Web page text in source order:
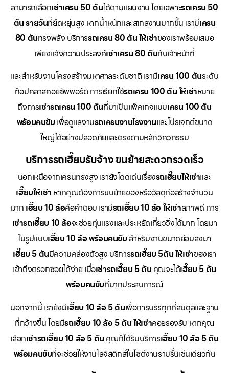
สามารถเลือกเช่าเครน 50 ตันได้ตามแผนงาน โดยเฉพาะรถเครน 50
ตัน รายวันที่ยืดหยุ่นสูง หากน้ำหนักและสเกลงานมากขึ้น เรามีเครน
80 ตันทรงพลัง บริการรถเครน 80 ตัน ให้เช่าของเราพร้อมเสมอ
เพียงแจ้งความประสงค์เช่าเครน 80 ตันกับเจ้าหน้าที่
และสำหรับงานโครงสร้างมหาศาลระดับชาติ เรามีเครน 100 ตันระดับ
ท็อปคลาสคอยซัพพอร์ต การเรียกใช้รถเครน 100 ตัน ให้เช่าหมาย
ถึงการเช่ารถเครน 100 ตันที่มาเป็นแพ็คเกจแบบเครน 100 ตัน
พร้อมคนขับ เพื่อดูแลงานรถเครนงานโรงงานและโปรเจกต์ขนาด
ใหญ่ได้อย่างปลอดภัยและตรงตามหลักวิศวกรรม
บริการรถเฮี๊ยบรับจ้าง ขนย้ายสะดวกรวดเร็ว
นอกเหนือจากเครนทรงสูง เรายังโดดเด่นเรื่องรถเฮี๊ยบให้เช่าและ
เฮี๊ยบให้เช่า หากคุณต้องการขนย้ายของหรือวัสดุก่อสร้างจำนวน
มาก เฮี๊ยบ 10 ล้อคือคำตอบ เรามีรถเฮี๊ยบ 10 ล้อ ให้เช่าสภาพดี การ
เช่ารถเฮี๊ยบ 10 ล้อจะช่วยทุ่นแรงและประหยัดเที่ยววิ่งได้มาก โดยมา
ในรูปแบบเฮี๊ยบ 10 ล้อ พร้อมคนขับ สำหรับงานขนาดย่อมลงมา
เฮี๊ยบ 5 ตันมีความคล่องตัวสูง บริการรถเฮี๊ยบ 5ตัน ให้เช่าของเรา
เข้าถึงตรอกซอยได้ง่าย เมื่อเช่ารถเฮี๊ยบ 5 ตัน คุณจะได้เฮี๊ยบ 5 ตัน
พร้อมคนขับที่มากประสบการณ์
นอกจากนี้ เรายังมีเฮี๊ยบ 10 ล้อ 5 ตันเพื่อการบรรทุกที่สมดุลและฐาน
ที่กว้างขึ้น โดยมีรถเฮี๊ยบ 10 ล้อ 5 ตัน ให้เช่าคอยรองรับ หากคุณ
เลือกเช่ารถเฮี๊ยบ 10 ล้อ 5 ตัน คุณก็ได้รับบริการเฮี๊ยบ 10 ล้อ 5 ตัน
พร้อมคนขับที่จะช่วยให้งานโลจิสติกส์ในไซต์งานราบรื่นเช่นเดียวกัน